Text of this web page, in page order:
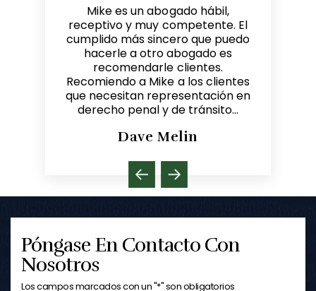
Mike es un abogado hábil,
receptivo y muy competente. El
cumplido más sincero que puedo
hacerle a otro abogado es
recomendarle clientes.
Recomiendo a Mike a los clientes
que necesitan representación en
derecho penal y de tránsito...
Dave Melin
Póngase En Contacto Con
Nosotros
Los campos marcados con un "*" son obligatorios